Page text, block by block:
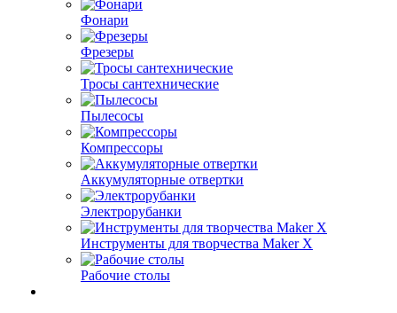
Фонари
Фрезеры
Тросы сантехнические
Пылесосы
Компрессоры
Аккумуляторные отвертки
Электрорубанки
Инструменты для творчества Maker X
Рабочие столы